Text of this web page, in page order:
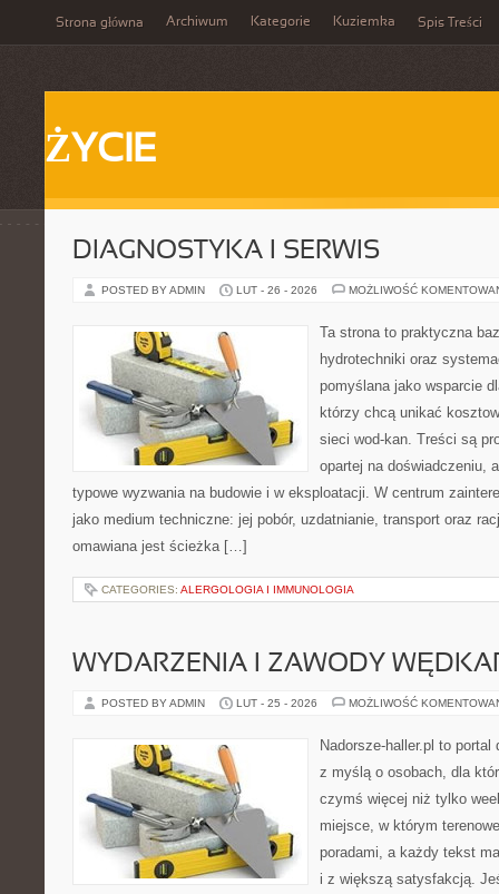
Strona główna Archiwum Kategorie Kuziemka Spis Treści
ŻYCIE
DIAGNOSTYKA I SERWIS
POSTED BY ADMIN LUT - 26 - 2026 MOŻLIWOŚĆ
Ta strona to praktyczna
hydrotechniki oraz
pomyślana jako wsparcie
którzy chcą unikać
sieci wod-kan. Treści są
opartej na doświadczeniu,
typowe wyzwania na budowie i w eksploatacji. W centrum
jako medium techniczne: jej pobór, uzdatnianie, transport oraz
omawiana jest ścieżka […]
CATEGORIES: ALERGOLOGIA I IMMUNOLOGIA
WYDARZENIA I ZAWODY
POSTED BY ADMIN LUT - 25 - 2026 MOŻLIWOŚĆ
Nadorsze-haller.pl to portal
z myślą o osobach, dla
czymś więcej niż tylko
miejsce, w którym
poradami, a każdy tekst
i z większą satysfakcją.